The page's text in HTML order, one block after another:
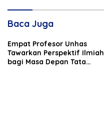
Baca Juga
Empat Profesor Unhas
Tawarkan Perspektif Ilmiah
bagi Masa Depan Tata